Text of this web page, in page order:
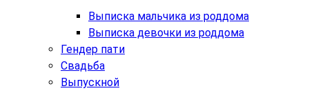
Выписка мальчика из роддома
Выписка девочки из роддома
Гендер пати
Свадьба
Выпускной